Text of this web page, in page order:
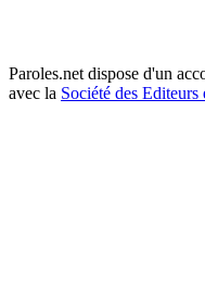
Paroles.net dispose d'un
avec la Société des